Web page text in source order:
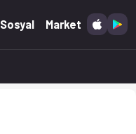
Sosyal Market